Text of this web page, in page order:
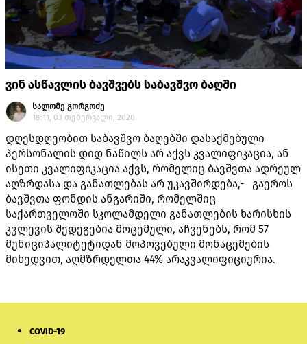
ვინ ასწავლის ბავშვებს საბავშვო ბაღში
სალომე გორგოძე
18:11, 03 თებერვალი, 2020
დღესდღეობით საბავშვო ბაღებში დასაქმებული
პერსონალის დიდ ნაწილს არ აქვს კვალიფიკაცია, ან
ისეთი კვალიფიკაცია აქვს, რომელიც ბავშვთა ადრეულ
აღზრდასა და განათლებას არ უკავშირდება,- გაეროს
ბავშვთა ფონდის ანგარიში, რომელშიც
საქართველოში სკოლამდელი განათლების ხარისხის
კვლევის შედეგებია მოცემული, აჩვენებს, რომ 57
მუნიციპალიტეტიდან მოპოვებული მონაცემების
მიხედვით, აღმზრდელთა 44% არაკვალიფიციურია.
COVID-19